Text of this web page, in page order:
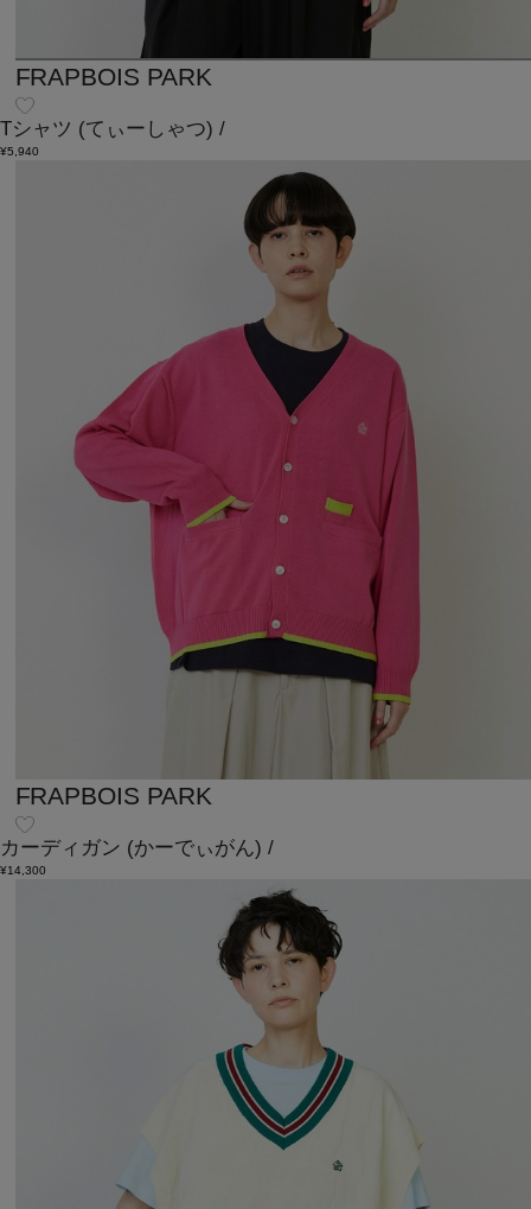
FRAPBOIS PARK
Tシャツ (てぃーしゃつ) /
¥5,940
FRAPBOIS PARK
カーディガン (かーでぃがん) /
¥14,300